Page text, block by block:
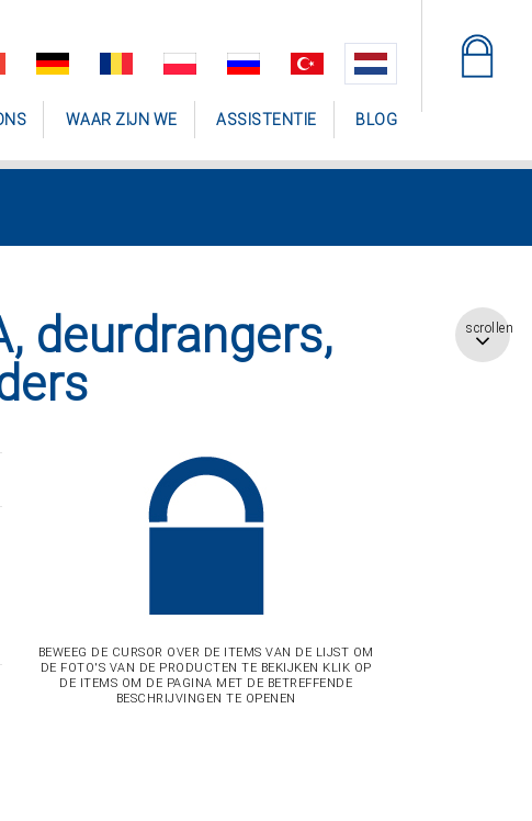
scrollen
WAAR ZIJN WE ASSISTENTIE BLOG
deurdrangers,
BEWEEG DE CURSOR OVER DE ITEMS VAN DE LIJST OM
DE FOTO'S VAN DE PRODUCTEN TE BEKIJKEN KLIK OP
DE ITEMS OM DE PAGINA MET DE BETREFFENDE
BESCHRIJVINGEN TE OPENEN